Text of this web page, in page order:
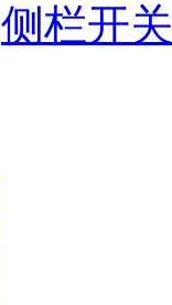
侧栏开关